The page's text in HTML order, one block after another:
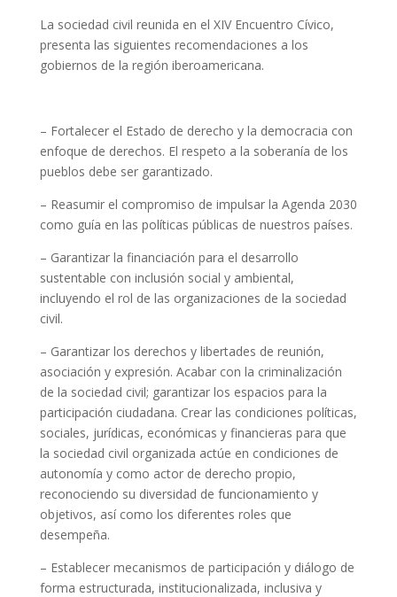
La sociedad civil reunida en el XIV Encuentro Cívico,
presenta las siguientes recomendaciones a los
gobiernos de la región iberoamericana.
– Fortalecer el Estado de derecho y la democracia con
enfoque de derechos. El respeto a la soberanía de los
pueblos debe ser garantizado.
– Reasumir el compromiso de impulsar la Agenda 2030
como guía en las políticas públicas de nuestros países.
– Garantizar la financiación para el desarrollo
sustentable con inclusión social y ambiental,
incluyendo el rol de las organizaciones de la sociedad
civil.
– Garantizar los derechos y libertades de reunión,
asociación y expresión. Acabar con la criminalización
de la sociedad civil; garantizar los espacios para la
participación ciudadana. Crear las condiciones políticas,
sociales, jurídicas, económicas y financieras para que
la sociedad civil organizada actúe en condiciones de
autonomía y como actor de derecho propio,
reconociendo su diversidad de funcionamiento y
objetivos, así como los diferentes roles que
desempeña.
– Establecer mecanismos de participación y diálogo de
forma estructurada, institucionalizada, inclusiva y